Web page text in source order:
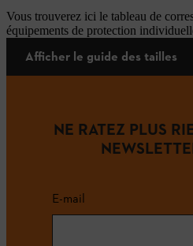
Vous trouverez ici le tableau de
équipements de protection
Afficher le guide des tailles
NE RATEZ PLUS
E-mail